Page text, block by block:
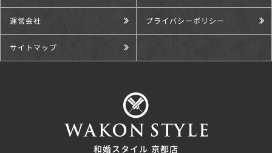
運営会社 プライバシーポリシー
サイトマップ
和婚スタイル 京都店